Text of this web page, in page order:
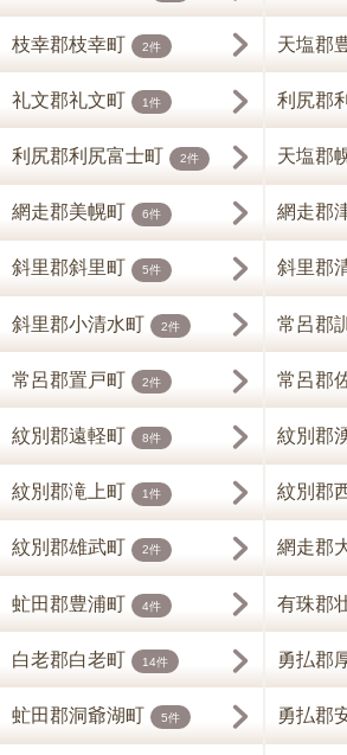
枝幸郡枝幸町 2件 天塩郡
礼文郡礼文町 1件 利尻郡
利尻郡利尻富士町 2件 天塩郡
網走郡美幌町 6件 網走郡
斜里郡斜里町 5件 斜里郡
斜里郡小清水町 2件 常呂郡
常呂郡置戸町 2件 常呂郡
紋別郡遠軽町 8件 紋別郡
紋別郡滝上町 1件 紋別郡
紋別郡雄武町 2件 網走郡
虻田郡豊浦町 4件 有珠郡
白老郡白老町 14件 勇払郡
虻田郡洞爺湖町 5件 勇払郡